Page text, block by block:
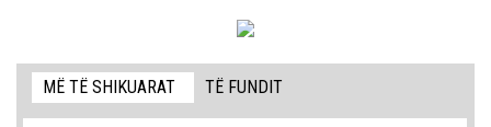
MË TË SHIKUARAT TË FUNDIT